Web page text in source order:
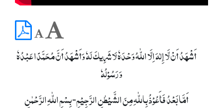
أَشْھَدُ أَنْ لَّا إِلٰہَ اِلَّا اللّٰہُ وَحْدَہٗ لَا شَرِیکَ لَہٗ وَأَشْھَدُ أَنَّ مُحَمَّدًا عَبْدُہٗ
وَ رَسُوْلُہٗ
أَمَّا بَعْدُ فَأَعُوْذُ بِاللّٰہِ مِنَ الشَّیْطٰنِ الرَّجِیْمِ- بِسْمِ اللّٰہِ الرَّحْمٰنِ